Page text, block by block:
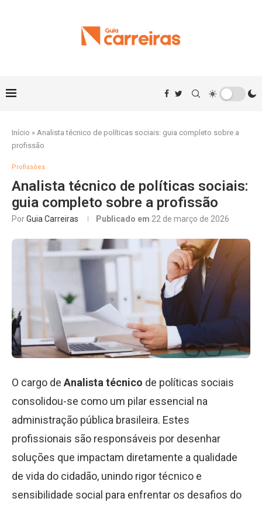
Início » Analista técnico de políticas sociais: guia completo sobre a
profissão
Profissões
Analista técnico de políticas sociais:
guia completo sobre a profissão
PorGuia Carreiras Publicado em 22 de março de 2026
O cargo de Analista técnico de políticas sociais
consolidou-se como um pilar essencial na
administração pública brasileira. Estes
profissionais são responsáveis por desenhar
soluções que impactam diretamente a qualidade
de vida do cidadão, unindo rigor técnico e
sensibilidade social para enfrentar os desafios do